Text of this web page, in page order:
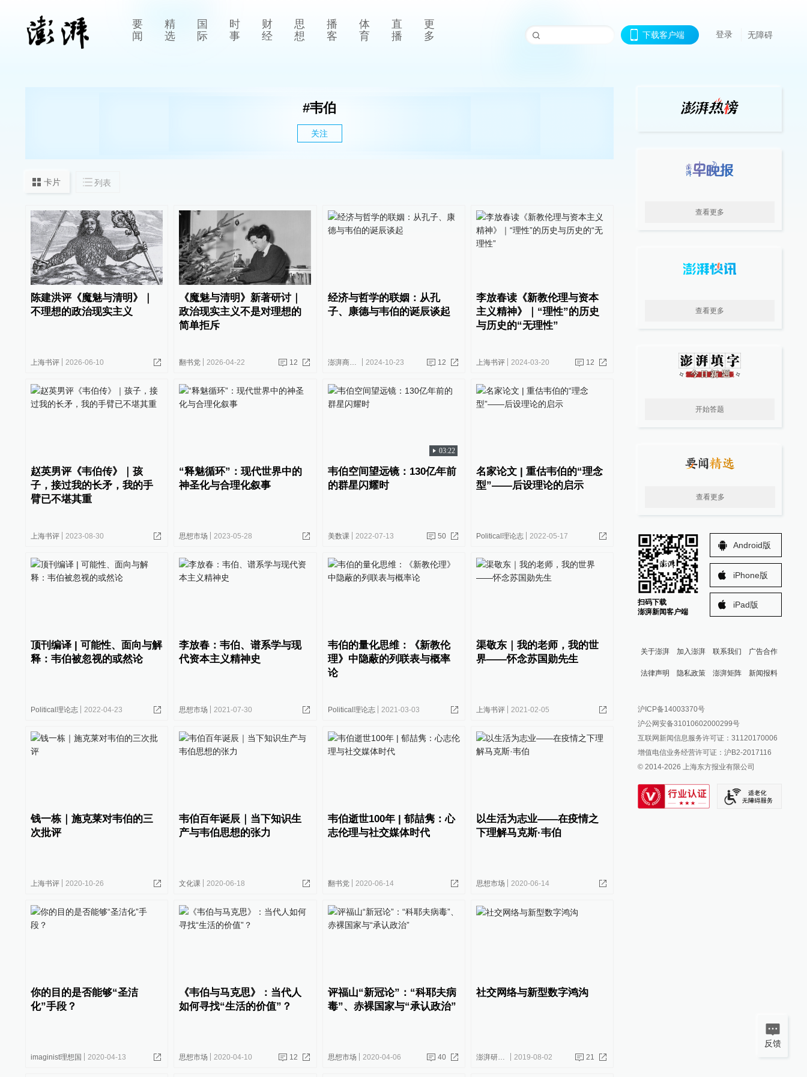
要
闻
精
选
国
际
时
事
财
经
思
想
播
客
体
育
直
播
更
多
下载客户端 登录 无障碍
#韦伯
关注
卡片 列表
陈建洪评《魔魅与清明》｜
不理想的政治现实主义
上海书评 2026-06-10
《魔魅与清明》新著研讨｜
政治现实主义不是对理想的
简单拒斥
翻书党 2026-04-22 12
经济与哲学的联姻：从孔
子、康德与韦伯的诞辰谈起
澎湃商学院 2024-10-23 12
李放春读《新教伦理与资本
主义精神》｜“理性”的历史
与历史的“无理性”
上海书评 2024-03-20 12
赵英男评《韦伯传》｜孩
子，接过我的长矛，我的手
臂已不堪其重
上海书评 2023-08-30
“释魅循环”：现代世界中的
神圣化与合理化叙事
思想市场 2023-05-28
03:22
韦伯空间望远镜：130亿年前
的群星闪耀时
美数课 2022-07-13 50
名家论文 | 重估韦伯的“理念
型”——后设理论的启示
Political理论志 2022-05-17
顶刊编译 | 可能性、面向与解
释：韦伯被忽视的或然论
Political理论志 2022-04-23
李放春：韦伯、谱系学与现
代资本主义精神史
思想市场 2021-07-30
韦伯的量化思维：《新教伦
理》中隐蔽的列联表与概率
论
Political理论志 2021-03-03
渠敬东｜我的老师，我的世
界——怀念苏国勋先生
上海书评 2021-02-05
钱一栋｜施克莱对韦伯的三
次批评
上海书评 2020-10-26
韦伯百年诞辰｜当下知识生
产与韦伯思想的张力
文化课 2020-06-18
韦伯逝世100年 | 郁喆隽：心
志伦理与社交媒体时代
翻书党 2020-06-14
以生活为志业——在疫情之
下理解马克斯·韦伯
思想市场 2020-06-14
你的目的是否能够“圣洁
化”手段？
imaginist理想国 2020-04-13
《韦伯与马克思》：当代人
如何寻找“生活的价值”？
思想市场 2020-04-10 12
评福山“新冠论”：“科耶夫病
毒”、赤裸国家与“承认政治”
思想市场 2020-04-06 40
社交网络与新型数字鸿沟
澎湃研究所 2019-08-02 21
查看更多
查看更多
开始答题
查看更多
扫码下载
澎湃新闻客户端
Android版
iPhone版
iPad版
关于澎湃 加入澎湃 联系我们 广告合作
法律声明 隐私政策 澎湃矩阵
澎湃新闻公众号
澎湃新闻抖音号
派生万物开放平台
IP SHANGHAI
SIXTH TONE
新闻报料
报料邮箱: news@thepaper.cn
沪ICP备14003370号
沪公网安备31010602000299号
互联网新闻信息服务许可证：31120170006
增值电信业务经营许可证：沪B2-2017116
© 2014-2026 上海东方报业有限公司
反馈